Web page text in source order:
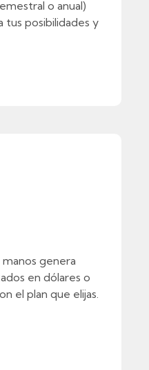
o anual)
tus posibilidades y
genera
en dólares o
el plan que elijas.